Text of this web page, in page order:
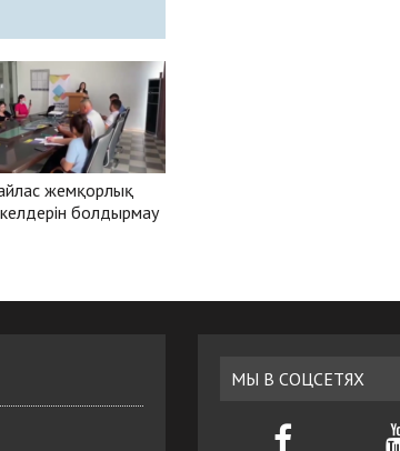
жемқорлық
болдырмау
МЫ В СОЦСЕТЯХ